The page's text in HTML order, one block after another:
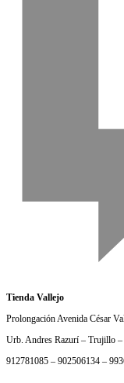
Tienda Vallejo
Prolongación Avenida César
Urb. Andres Razurí – Trujillo –
912781085 – 902506134 –